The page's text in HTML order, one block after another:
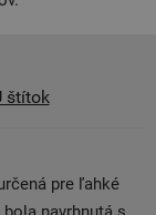
štítok
pre ľahké